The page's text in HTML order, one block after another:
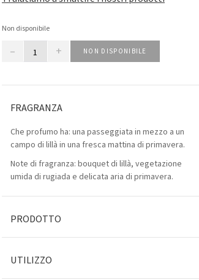
Non disponibile
– + NON DISPONIBILE
FRAGRANZA
Che profumo ha: una passeggiata in mezzo a un
campo di lillà in una fresca mattina di primavera.
Note di fragranza: bouquet di lillà, vegetazione
umida di rugiada e delicata aria di primavera.
PRODOTTO
UTILIZZO